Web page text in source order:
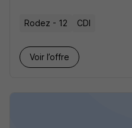
Rodez - 12 CDI
Voir l’offre